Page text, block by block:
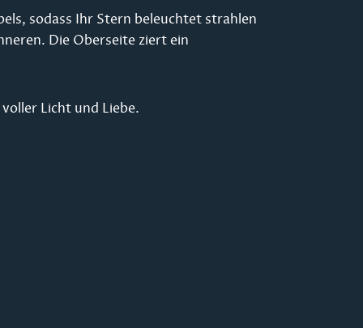
sodass Ihr Stern beleuchtet strahlen
Die Oberseite ziert ein
Licht und Liebe.